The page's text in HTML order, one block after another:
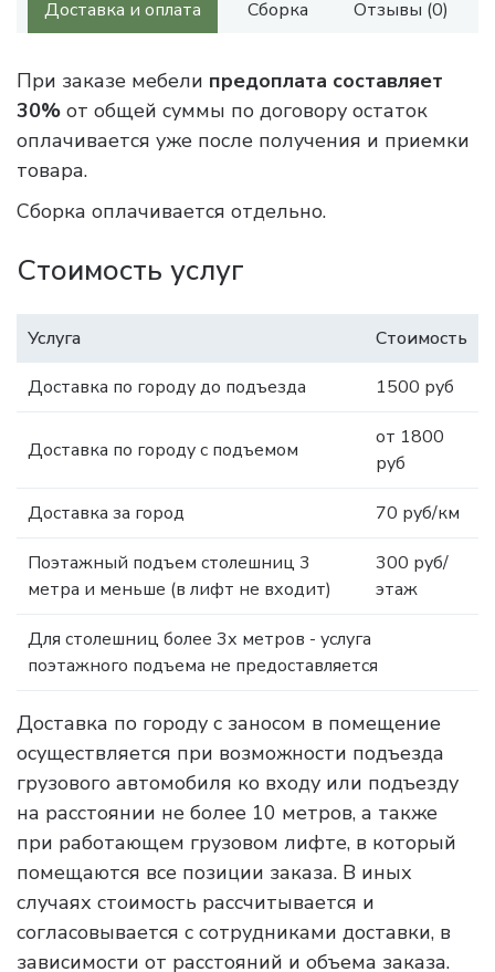
Доставка и оплата Сборка Отзывы (0)
При заказе мебели предоплата составляет
30% от общей суммы по договору остаток
оплачивается уже после получения и приемки
товара.
Сборка оплачивается отдельно.
Стоимость услуг
Услуга
Стоимость
Доставка по городу до подъезда
1500 руб
Доставка по городу с подъемом
от 1800
руб
Доставка за город 70 руб/км
Поэтажный подъем столешниц 3
метра и меньше (в лифт не входит)
300 руб/
этаж
Для столешниц более 3х метров - услуга
поэтажного подъема не предоставляется
Доставка по городу с заносом в помещение
осуществляется при возможности подъезда
грузового автомобиля ко входу или подъезду
на расстоянии не более 10 метров, а также
при работающем грузовом лифте, в который
помещаются все позиции заказа. В иных
случаях стоимость рассчитывается и
согласовывается с сотрудниками доставки, в
зависимости от расстояний и объема заказа.